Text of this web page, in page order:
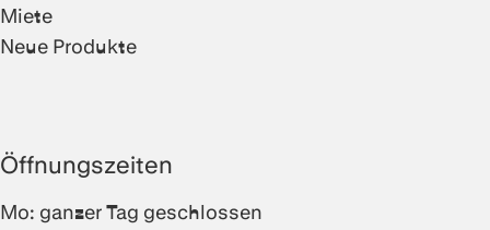
Miete
Neue Produkte
Öffnungszeiten
Mo: ganzer Tag geschlossen